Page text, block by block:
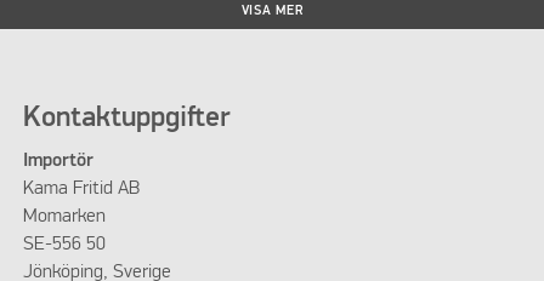
Kontaktuppgifter
Importör
Kama Fritid AB
Momarken
SE-556 50
Jönköping, Sverige